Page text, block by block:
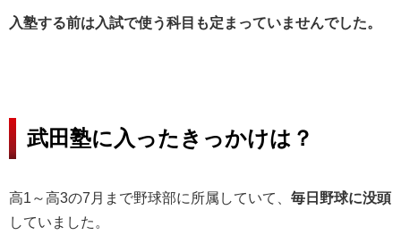
入塾する前は入試で使う科目も定まっていませんでした。
武田塾に入ったきっかけは？
高1～高3の7月まで野球部に所属していて、 毎日野球に没頭
していました。